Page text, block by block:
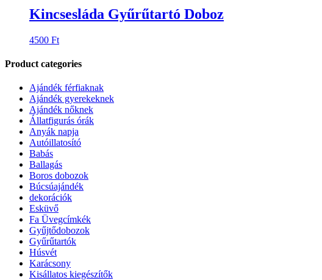
Save
4500Ft
Product categories
Ajándék férfiaknak
Ajándék gyerekeknek
Ajándék nőknek
Állatfigurás órák
Anyák napja
Autóillatosító
Babás
Ballagás
Boros dobozok
Búcsúajándék
dekorációk
Esküvő